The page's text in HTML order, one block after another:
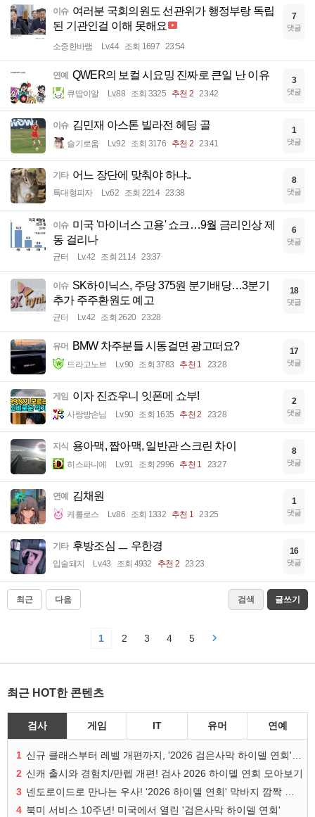
이슈 여러분 국회의원도 선관위가 행정부랑 독립
된 기관인걸 이해 못해요
소중한바램 Lv.44 조회 1697 23:54
7
댓글
연예 QWER의 보컬 시요밍 진짜로 큰일 난 이유
큐땁이알 Lv.88 조회 3325 추천 2 23:42
3
댓글
이슈 김민재 아스톤 빌라전 헤딩 골
슬기로움 Lv.92 조회 3176 추천 2 23:41
1
댓글
기타 어느 장단에 맞춰야 하냐..
특대형피자 Lv.62 조회 2214 23:38
8
댓글
이슈 미국 '마이너스 고용' 쇼크…9월 금리인상 제
동 걸리나
균터 Lv.42 조회 2114 23:37
6
댓글
이슈 SK하이닉스, 주당 375원 분기배당…3분기
추가 주주환원도 예고
균터 Lv.42 조회 2620 23:28
18
댓글
유머 BMW 차주분들 시동걸면 광고떠요?
드라고노브 Lv.90 조회 3783 추천 1 23:28
17
댓글
게임 이자 진죠우니 잇폰메 쇼부!
사랑방손님 Lv.90 조회 1635 추천 2 23:28
2
댓글
지식 용아맥, 짭아맥, 일반관 스크린 차이
히스파니에 Lv.91 조회 2996 추천 1 23:27
8
댓글
연예 김채원
케를로스 Lv.86 조회 1332 추천 1 23:25
1
댓글
기타 후방조심 ㅡ 우한경
입술돼지 Lv.43 조회 4932 추천 2 23:23
16
댓글
최근 다음 검색 글쓰기
1 2 3 4 5
최근 HOT한 콘텐츠
검사 게임 IT 유머 연예
1
2 신캐 출시와 경험치/만렙 개편! 검사 2026 하이델 연회 모아보기
3
4 북미 서비스 10주년! 미국에서 열린 '검은사막 하이델 연회'